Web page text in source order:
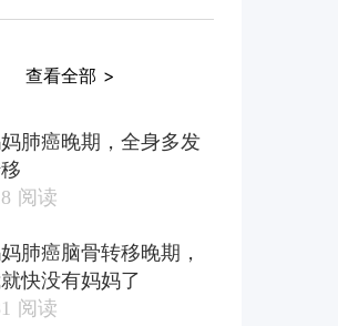
查看全部 >
肺癌晚期，全身多发
阅读
肺癌脑骨转移晚期，
快没有妈妈了
阅读